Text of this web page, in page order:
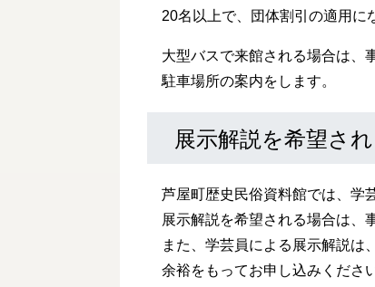
20名以上で、団体割引の適用に
大型バスで来館される場合は、
駐車場所の案内をします。
展示解説を希望さ
芦屋町歴史民俗資料館では、学
展示解説を希望される場合は、
また、学芸員による展示解説は
余裕をもってお申し込みください